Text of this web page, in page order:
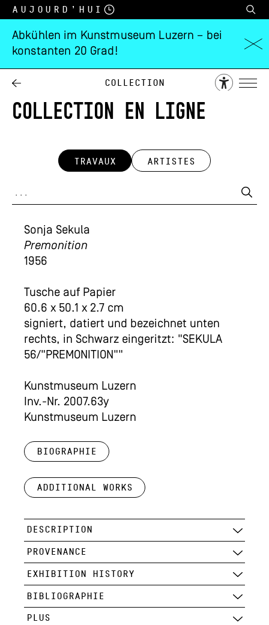
Aujourd’hui
Abkühlen im Kunstmuseum Luzern – bei
konstanten 20 Grad!
Collection
COLLECTION EN LIGNE
TRAVAUX ARTISTES
Sonja Sekula
Premonition
1956
Tusche auf Papier
60.6 x 50.1 x 2.7 cm
signiert, datiert und bezeichnet unten
rechts, in Schwarz eingeritzt: "SEKULA
56/"PREMONITION""
Kunstmuseum Luzern
Inv.-Nr. 2007.63y
Kunstmuseum Luzern
Biographie
Additional works
DESCRIPTION
PROVENANCE
EXHIBITION HISTORY
BIBLIOGRAPHIE
PLUS